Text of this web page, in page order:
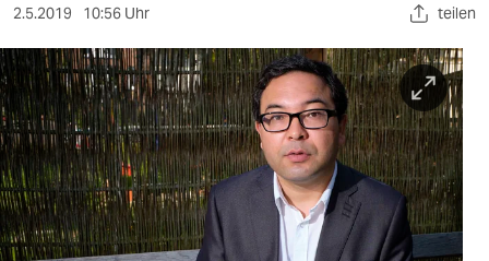
sport
berlin
nord
wahrheit
2.5.2019 10:56 Uhr teilen